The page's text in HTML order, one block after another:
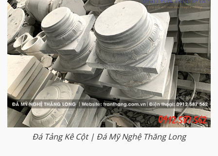
Đá Tảng Kê Cột | Đá Mỹ Nghệ Thăng Long